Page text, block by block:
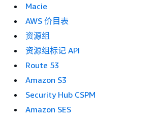
Macie
AWS 价目表
资源组
资源组标记 API
Route 53
Amazon S3
Security Hub CSPM
Amazon SES